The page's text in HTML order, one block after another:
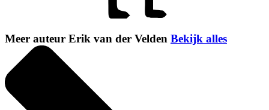
Meer auteur Erik van der Velden Bekijk alles